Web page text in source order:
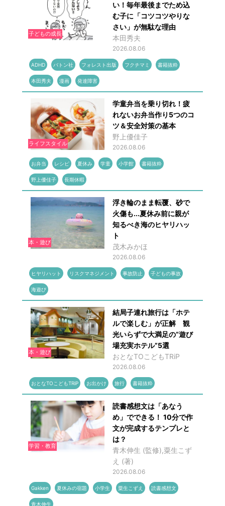
子どもの成長
い！毎年最後までため込
む子に「コツコツやりな
さい」が無駄な理由
本田秀夫
2026.08.06
ADHD バトン社 フォレスト出版 フクチマミ 書籍抜粋
本田秀夫 漫画 発達障害
ライフスタイル
学童弁当を乗り切れ！疲
れないお弁当作り5つのコ
ツ＆安全対策の基本
野上優佳子
2026.08.06
お弁当 レシピ 夏休み 学童 小学館 書籍抜粋
野上優佳子 長期休暇
本・遊び
浮き輪のまま転覆、砂で
火傷も...夏休み前に親が
知るべき海のヒヤリハッ
ト
茂木みかほ
2026.08.06
ヒヤリハット リスクマネジメント 事故防止 子どもの事故
海遊び
本・遊び
結局子連れ旅行は「ホテ
ルで楽しむ」が正解 観
光いらずで大満足の“遊び
場充実ホテル”5選
おとなTOこどもTRiP
2026.08.06
おとなTOこどもTRiP お出かけ 旅行 書籍抜粋
学習・教育
読書感想文は「あなう
め」でできる！ 10分で作
文が完成するテンプレと
は？
青木伸生 (監修),粟生こず
え (著)
2026.08.06
Gakken 夏休みの宿題 小学生 粟生こずえ 読書感想文
青木伸生